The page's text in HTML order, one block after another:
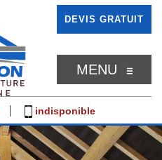
DEVIS GRATUIT
MENU
indisponible